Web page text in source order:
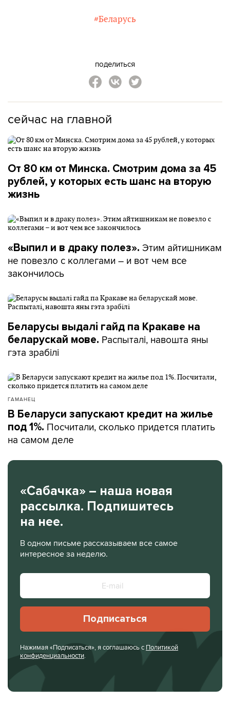
#Беларусь
поделиться
сейчас на главной
От 80 км от Минска. Смотрим дома за 45
рублей, у которых есть шанс на вторую
жизнь
«Выпил и в драку полез». Этим айтишникам
не повезло с коллегами – и вот чем все
закончилось
Беларусы выдалі гайд па Кракаве на
беларускай мове. Распыталі, навошта яны
гэта зрабілі
ГАМАНЕЦ
В Беларуси запускают кредит на жилье
под 1%. Посчитали, сколько придется платить
на самом деле
«Сабачка» – наша новая
рассылка. Подпишитесь
на нее.
В одном письме рассказываем все самое
интересное за неделю.
Подписаться
Нажимая «Подписаться», я соглашаюсь с Политикой
конфиденциальности.